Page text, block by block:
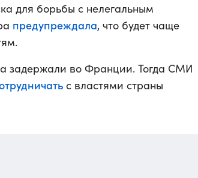
для борьбы с нелегальным
предупреждала, что будет чаще
задержали во Франции. Тогда СМИ
с властями страны